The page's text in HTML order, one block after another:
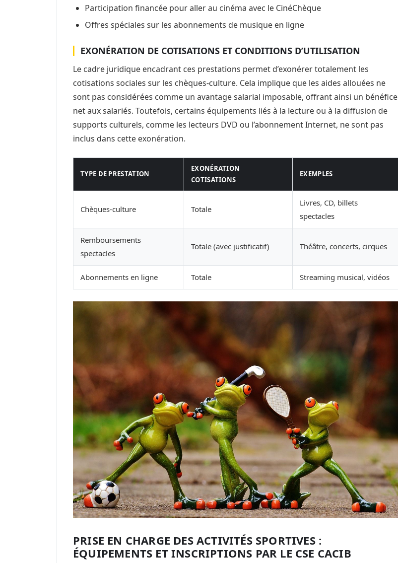
Participation financée pour aller au cinéma avec le CinéChèque
Offres spéciales sur les abonnements de musique en ligne
EXONÉRATION DE COTISATIONS ET CONDITIONS D’UTILISATION
Le cadre juridique encadrant ces prestations permet d’exonérer totalement les
cotisations sociales sur les chèques-culture. Cela implique que les aides allouées ne
sont pas considérées comme un avantage salarial imposable, offrant ainsi un bénéfice
net aux salariés. Toutefois, certains équipements liés à la lecture ou à la diffusion de
supports culturels, comme les lecteurs DVD ou l’abonnement Internet, ne sont pas
inclus dans cette exonération.
TYPE DE PRESTATION
EXONÉRATION
COTISATIONS
EXEMPLES
Chèques-culture Totale
Livres, CD, billets
spectacles
Remboursements
spectacles
Totale (avec justificatif) Théâtre, concerts, cirques
Abonnements en ligne Totale Streaming musical, vidéos
PRISE EN CHARGE DES ACTIVITÉS SPORTIVES :
ÉQUIPEMENTS ET INSCRIPTIONS PAR LE CSE CACIB